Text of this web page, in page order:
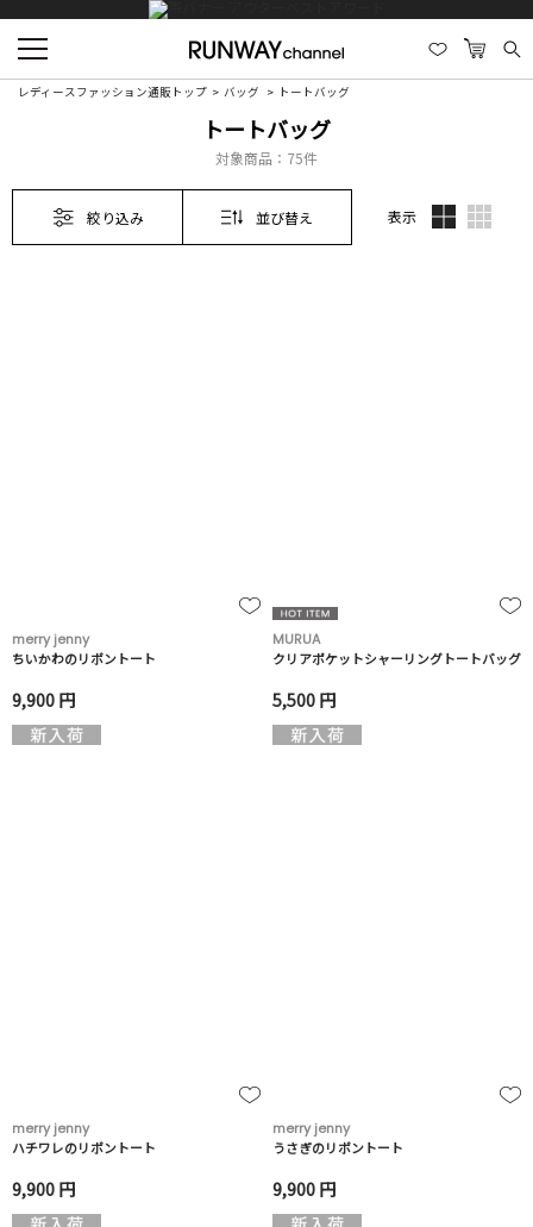
レディースファッション通販トップ バッグ トートバッグ
トートバッグ
対象商品： 75件
絞り込み 並び替え 表示
merry jenny
ちいかわのリボントート
9,900 円
MURUA
クリアポケットシャーリングトートバッグ
5,500 円
merry jenny
ハチワレのリボントート
9,900 円
merry jenny
うさぎのリボントート
9,900 円